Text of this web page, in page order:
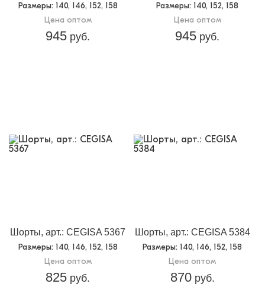
Размеры: 140, 146, 152, 158
Цена оптом
945 руб.
Размеры: 140, 152, 158
Цена оптом
945 руб.
Шорты, арт.: CEGISA 5367
Размеры: 140, 146, 152, 158
Цена оптом
825 руб.
Шорты, арт.: CEGISA 5384
Размеры: 140, 146, 152, 158
Цена оптом
870руб.